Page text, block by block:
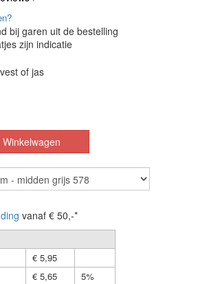
bij garen uit de bestelling
zijn indicatie
of jas
vanaf € 50,-*
€ 5,95
€ 5,65
5%